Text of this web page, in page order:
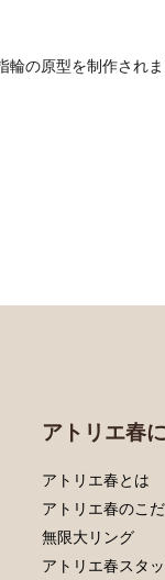
輪の原型を制作され
アトリエ春
アトリエ春とは
アトリエ春のこ
無限大リング
アトリエ春スタ